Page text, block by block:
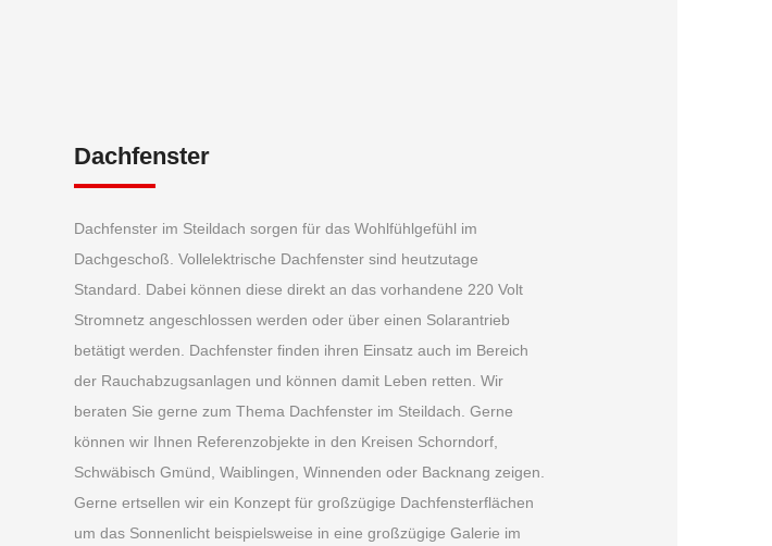
Dachfenster
Dachfenster im Steildach sorgen für das Wohlfühlgefühl im
Dachgeschoß. Vollelektrische Dachfenster sind heutzutage
Standard. Dabei können diese direkt an das vorhandene 220 Volt
Stromnetz angeschlossen werden oder über einen Solarantrieb
betätigt werden. Dachfenster finden ihren Einsatz auch im Bereich
der Rauchabzugsanlagen und können damit Leben retten. Wir
beraten Sie gerne zum Thema Dachfenster im Steildach. Gerne
können wir Ihnen Referenzobjekte in den Kreisen Schorndorf,
Schwäbisch Gmünd, Waiblingen, Winnenden oder Backnang zeigen.
Gerne ertsellen wir ein Konzept für großzügige Dachfensterflächen
um das Sonnenlicht beispielsweise in eine großzügige Galerie im